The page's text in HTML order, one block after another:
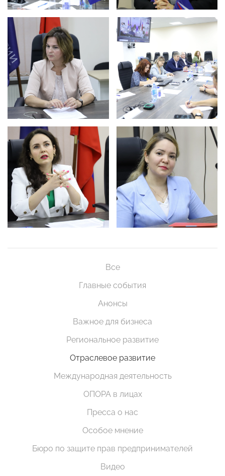
Все
Главные события
Анонсы
Важное для бизнеса
Региональное развитие
Отраслевое развитие
Международная деятельность
ОПОРА в лицах
Пресса о нас
Особое мнение
Бюро по защите прав предпринимателей
Видео